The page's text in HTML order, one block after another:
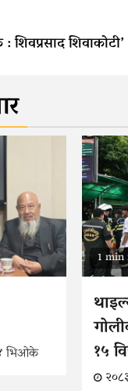
शिवप्रसाद शिवाकोटी’
भिओके
1 min
१५